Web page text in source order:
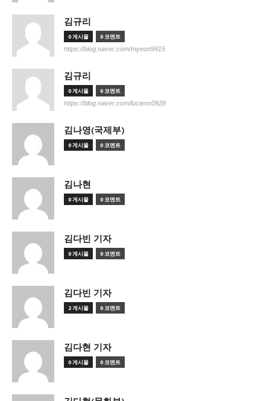
김규리
0 게시물 0 코멘트
https://blog.naver.com/myeon9915
김규리
0 게시물 0 코멘트
https://blog.naver.com/luciens0928
김나영(국제부)
0 게시물 0 코멘트
김나현
0 게시물 0 코멘트
김다빈 기자
0 게시물 0 코멘트
김다빈 기자
2 게시물 0 코멘트
김다현 기자
0 게시물 0 코멘트